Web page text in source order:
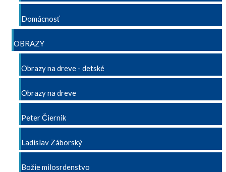
Domácnosť
OBRAZY
Obrazy na dreve - detské
Obrazy na dreve
Peter Čiernik
Ladislav Záborský
Božie milosrdenstvo